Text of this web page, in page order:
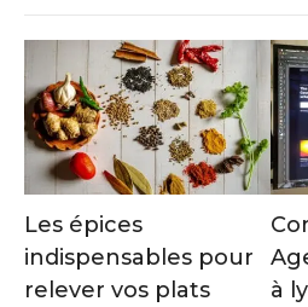
Les épices
indispensables pour
relever vos plats
à